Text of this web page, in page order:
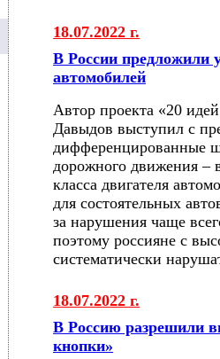
18.07.2022 г.
В России
автомобилей
Автор проекта «20
Давыдов выступил с
дифференцированные
дорожного движения –
класса двигателя
для состоятельных
за нарушения чаще
поэтому россияне с
систематически
18.07.2022 г.
В Россию разрешили
кнопки»